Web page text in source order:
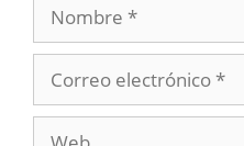
electrónico